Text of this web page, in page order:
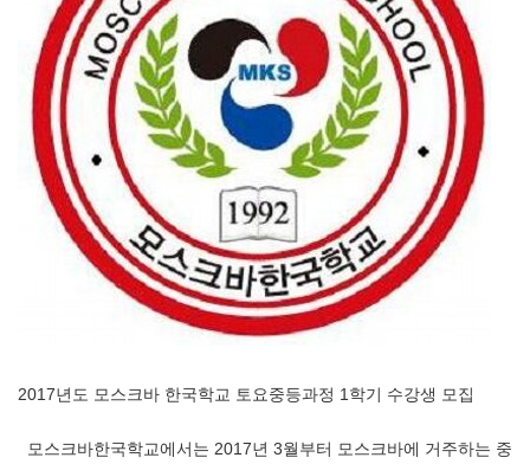
2017년도 모스크바 한국학교 토요중등과정 1학기 수강생 모집
모스크바한국학교에서는 2017년 3월부터 모스크바에 거주하는 중